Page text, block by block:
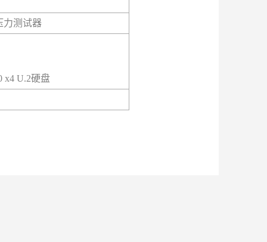
力测试器
x4 U.2硬盘